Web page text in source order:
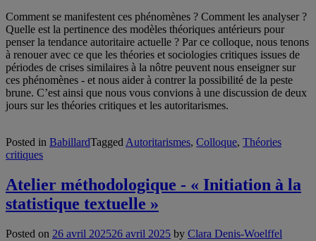
Comment se manifestent ces phénomènes ? Comment les analyser ?
Quelle est la pertinence des modèles théoriques antérieurs pour
penser la tendance autoritaire actuelle ? Par ce colloque, nous tenons
à renouer avec ce que les théories et sociologies critiques issues de
périodes de crises similaires à la nôtre peuvent nous enseigner sur
ces phénomènes - et nous aider à contrer la possibilité de la peste
brune. C’est ainsi que nous vous convions à une discussion de deux
jours sur les théories critiques et les autoritarismes.
Posted in BabillardTaggedAutoritarismes, Colloque, Théories
critiques
Atelier méthodologique - « Initiation à la
statistique textuelle »
Posted on 26 avril 202526 avril 2025 by Clara Denis-Woelffel